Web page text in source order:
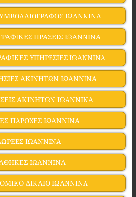
ΙΩΑΝΝΙΝΑ
ΠΡΑΞΕΙΣ ΙΩΑΝΝΙΝΑ
ΥΠΗΡΕΣΙΕΣ ΙΩΑΝΝΙΝΑ
ΑΚΙΝΗΤΩΝ ΙΩΑΝΝΙΝΑ
ΑΚΙΝΗΤΩΝ ΙΩΑΝΝΙΝΑ
ΠΑΡΟΧΕΣ ΙΩΑΝΝΙΝΑ
ΙΩΑΝΝΙΝΑ
ΙΩΑΝΝΙΝΑ
ΔΙΚΑΙΟ ΙΩΑΝΝΙΝΑ